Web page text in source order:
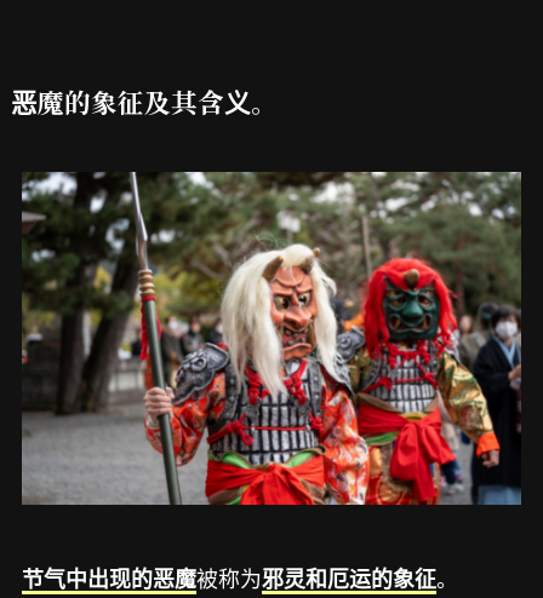
恶魔的象征及其含义。
节气中出现的恶魔被称为邪灵和厄运的象征。